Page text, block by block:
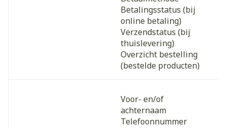
Betalingsstatus (bij
online betaling)
Verzendstatus (bij
thuislevering)
Overzicht bestelling
(bestelde producten)
Voor- en/of
achternaam
Telefoonnummer